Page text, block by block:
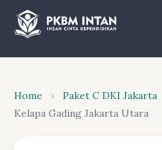
Home › Paket C DKI Jakarta
Kelapa Gading Jakarta Utara